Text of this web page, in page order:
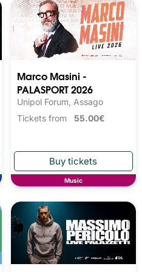
Marco Masini -
PALASPORT 2026
Unipol Forum, Assago
Tickets from 55.00€
Music